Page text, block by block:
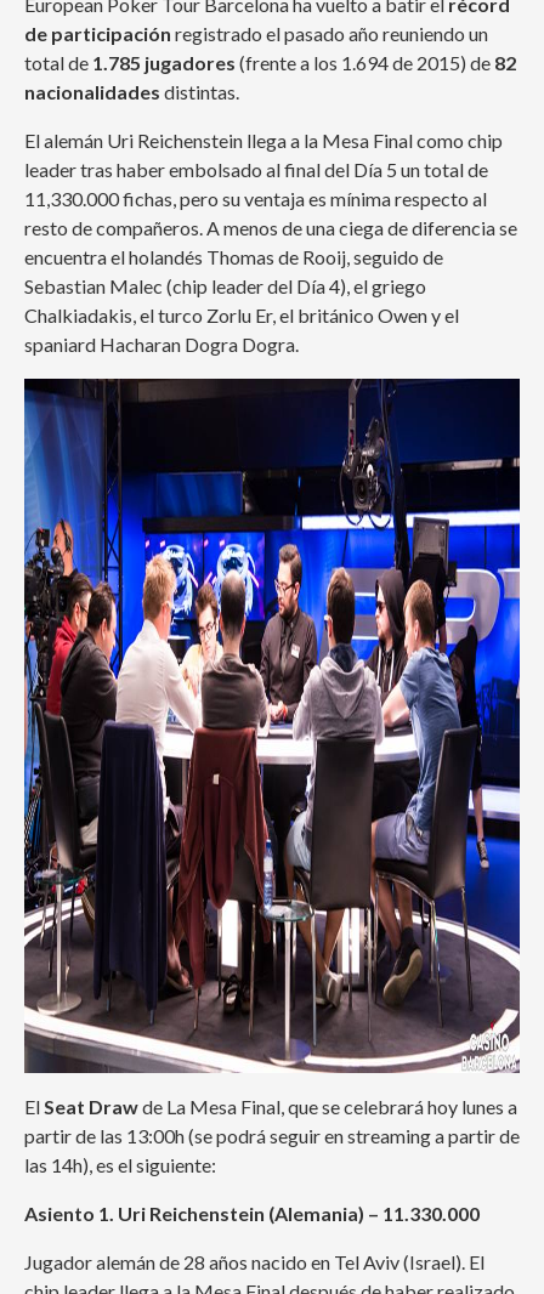
de participación registrado el pasado año reuniendo un
total de 1.785 jugadores (frente a los 1.694 de 2015) de 82
nacionalidades distintas.
El alemán Uri Reichenstein llega a la Mesa Final como chip
leader tras haber embolsado al final del Día 5 un total de
11,330.000 fichas, pero su ventaja es mínima respecto al
resto de compañeros. A menos de una ciega de diferencia se
encuentra el holandés Thomas de Rooij, seguido de
Sebastian Malec (chip leader del Día 4), el griego
Chalkiadakis, el turco Zorlu Er, el británico Owen y el
spaniard Hacharan Dogra Dogra.
ElSeat Drawde La Mesa Final, que se celebrará hoy lunes a
partir de las 13:00h (se podrá seguir en streaming a partir de
las 14h), es el siguiente:
Asiento 1. Uri Reichenstein (Alemania) – 11.330.000
Jugador alemán de 28 años nacido en Tel Aviv (Israel). El